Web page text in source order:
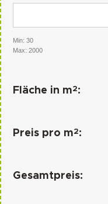
Min: 30
Max: 2000
Fläche in m2:
Preis pro m2:
Gesamtpreis: